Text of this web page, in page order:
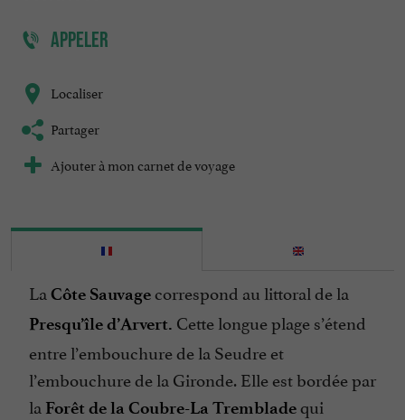
APPELER
Localiser
Partager
Ajouter à mon carnet de voyage
La Côte Sauvage correspond au littoral de la
Presqu’île d’Arvert. Cette longue plage s’étend
entre l’embouchure de la Seudre et
l’embouchure de la Gironde. Elle est bordée par
la Forêt de la Coubre-La Trembladequi